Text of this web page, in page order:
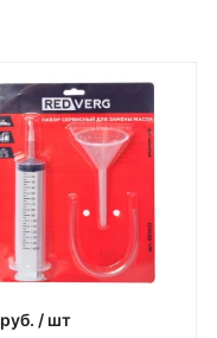
руб. / шт